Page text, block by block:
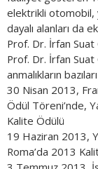
elektrikli otomobil,
dayalı alanları da
Prof. Dr. İrfan Suat
Prof. Dr. İrfan
anmalıkların
30 Nisan 2013,
Ödül Töreni’nde,
Kalite Ödülü
19 Haziran 2013,
Roma’da 2013